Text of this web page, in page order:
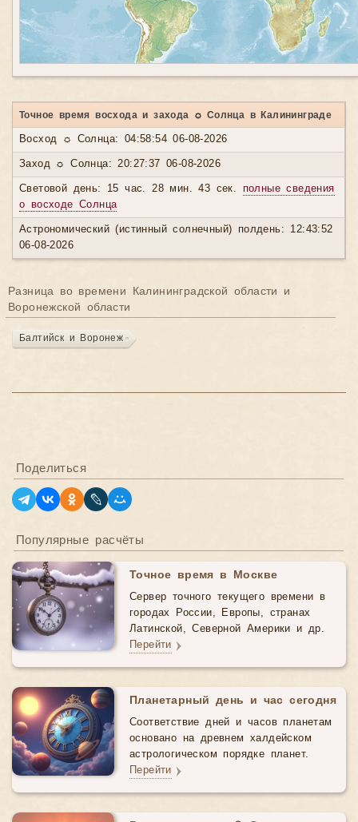
Точное время восхода и захода ☼ Солнца в Калининграде
Восход ☼ Солнца: 04:58:54 06-08-2026
Заход ☼ Солнца: 20:27:37 06-08-2026
Световой день: 15 час. 28 мин. 43 сек. полные сведения
о восходе Солнца
Астрономический (истинный солнечный) полдень: 12:43:52
06-08-2026
Разница во времени Калининградской области и
Воронежской области
Балтийск и Воронеж
Поделиться
Популярные расчёты
Точное время в Москве
Сервер точного текущего времени в
городах России, Европы, странах
Латинской, Северной Америки и др.
Перейти
Планетарный день и час сегодня
Соответствие дней и часов планетам
основано на древнем халдейском
астрологическом порядке планет.
Перейти